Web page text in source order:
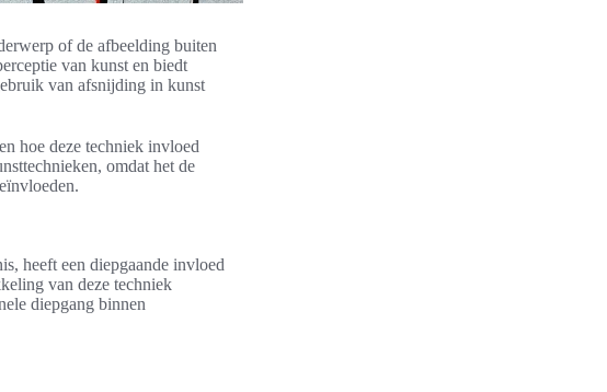
of de afbeelding buiten
van kunst en biedt
van afsnijding in kunst
hoe deze techniek invloed
omdat het de
heeft een diepgaande invloed
van deze techniek
diepgang binnen